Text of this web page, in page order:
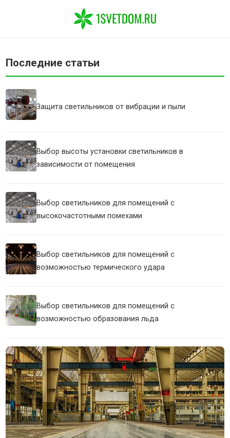
Последние статьи
Защита светильников от вибрации и пыли
Выбор высоты установки светильников в
зависимости от помещения
Выбор светильников для помещений с
высокочастотными помехами
Выбор светильников для помещений с
возможностью термического удара
Выбор светильников для помещений с
возможностью образования льда